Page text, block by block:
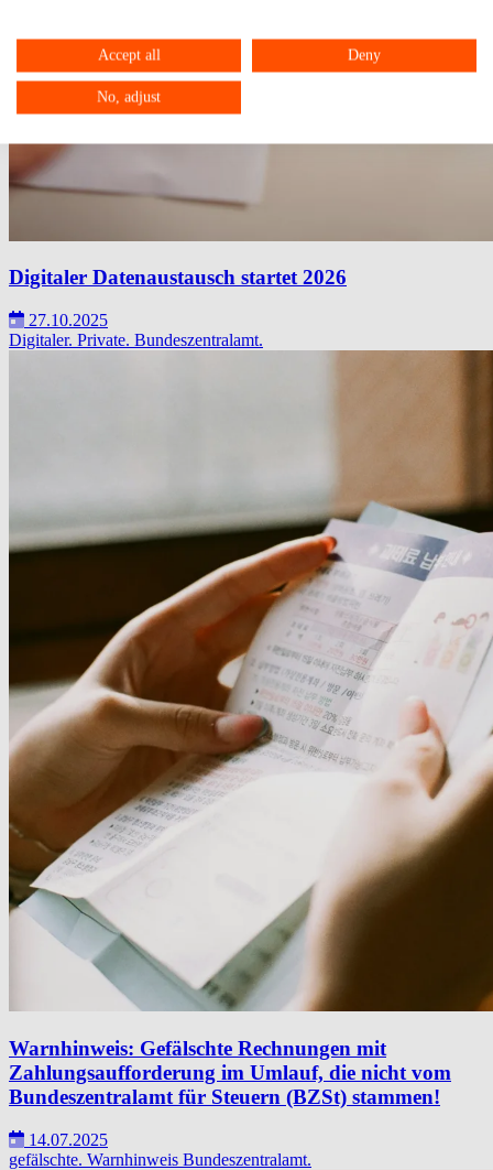
Digitaler Datenaustausch startet 2026
27.10.2025
Digitaler. Private. Bundeszentralamt.
Warnhinweis: Gefälschte Rechnungen mit
Zahlungsaufforderung im Umlauf, die nicht vom
Bundeszentralamt für Steuern (BZSt) stammen!
14.07.2025
gefälschte. Warnhinweis Bundeszentralamt.
Accept all Deny
No, adjust